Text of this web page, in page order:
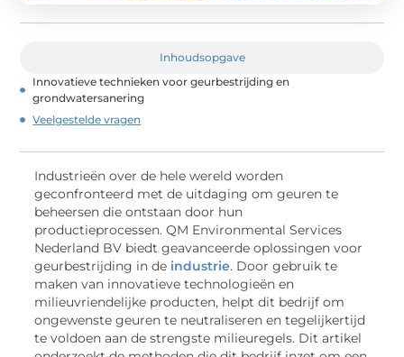
Inhoudsopgave
Innovatieve technieken voor geurbestrijding en
grondwatersanering
Veelgestelde vragen
Industrieën over de hele wereld worden
geconfronteerd met de uitdaging om geuren te
beheersen die ontstaan door hun
productieprocessen. QM Environmental Services
Nederland BV biedt geavanceerde oplossingen voor
geurbestrijding in de industrie. Door gebruik te
maken van innovatieve technologieën en
milieuvriendelijke producten, helpt dit bedrijf om
ongewenste geuren te neutraliseren en tegelijkertijd
te voldoen aan de strengste milieuregels. Dit artikel